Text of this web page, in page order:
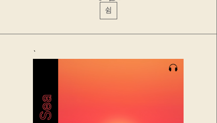
쉼
`